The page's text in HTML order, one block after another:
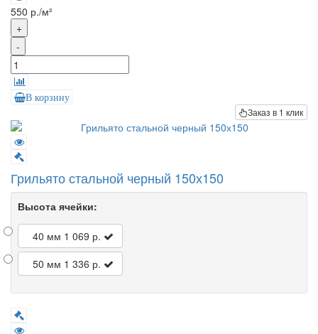
550 р./м²
+
-
В корзину
Заказ в 1 клик
Грильято стальной черный 150х150
Высота ячейки:
40 мм 1 069 р.
50 мм 1 336 р.